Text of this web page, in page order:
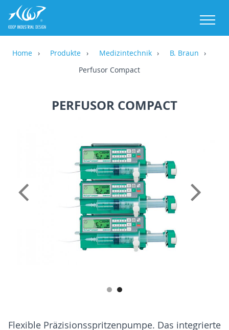
Home Produkte Medizintechnik
B. Braun
Perfusor Compact
PERFUSOR COMPACT
Flexible Präzisionsspritzenpumpe. Das integrierte